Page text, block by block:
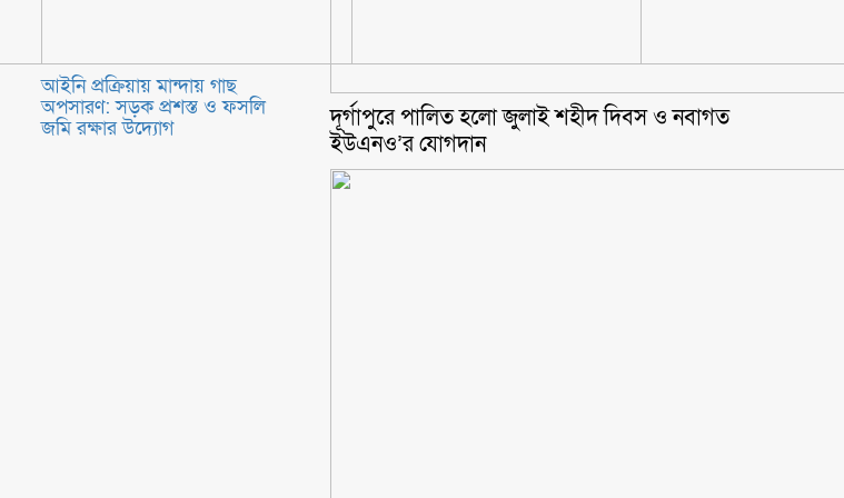
আইনি প্রক্রিয়ায় মান্দায় গাছ
অপসারণ: সড়ক প্রশস্ত ও ফসলি
জমি রক্ষার উদ্যোগ
‎দূর্গাপুরে পালিত হলো জুলাই শহীদ দিবস ও নবাগত
ইউএনও’র যোগদান ‎